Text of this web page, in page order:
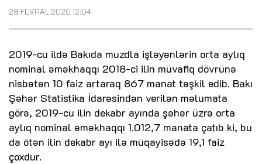
28 FEVRAL 2020 12:04
2019-cu ildə Bakıda muzdla işləyənlərin orta aylıq
nominal əməkhaqqı 2018-ci ilin müvafiq dövrünə
nisbətən 10 faiz artaraq 867 manat təşkil edib. Bakı
Şəhər Statistika İdarəsindən verilən məlumata
görə, 2019-cu ilin dekabr ayında şəhər üzrə orta
aylıq nominal əməkhaqqı 1.012,7 manata çatıb ki, bu
da ötən ilin dekabr ayı ilə müqayisədə 19,1 faiz
çoxdur.